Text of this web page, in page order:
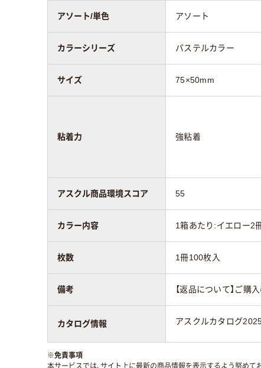
アソート/単色 アソート
カラーシリーズ パステルカラー
サイズ 75×50mm
粘着力 強粘着
アスクル商品環境スコア 55
カラー内容 1箱あたり:イエロー2
枚数 1冊100枚入
備考 【返品について】ご購
カタログ情報 アスクルカタログ
※免責事項
本サービスでは、サイト上に最新の商品情報を表示するよう努めて